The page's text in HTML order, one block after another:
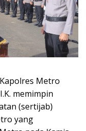
Kapolres Metro
memimpin
(sertijab)
yang